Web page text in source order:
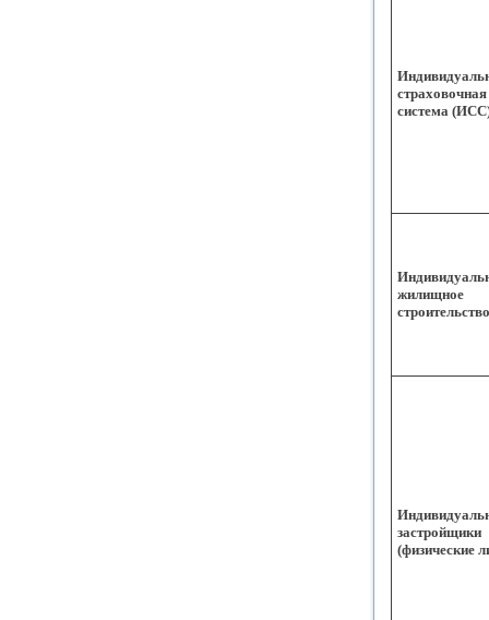
страховочная
система
жилищное
строительство
застройщики
(физические